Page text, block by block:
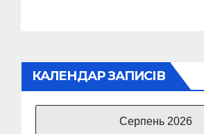
КАЛЕНДАР ЗАПИСІВ
Серпень 2026